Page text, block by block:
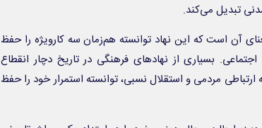
تبدیل می‌کند.
آن است که این نهاد توانسته هم‌زمان سه کارویژه را حفظ
بسیاری از نهادهای فرهنگی در تاریخ دچار انقطاع
مردمی و استقلال نسبی، توانسته استمرار خود را حفظ